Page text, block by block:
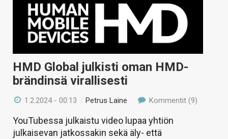
HMD Global julkisti oman HMD-
brändinsä virallisesti
1.2.2024 - 00:13 /Petrus Laine Kommentit (9)
YouTubessa julkaistu video lupaa yhtiön
julkaisevan jatkossakin sekä äly- että